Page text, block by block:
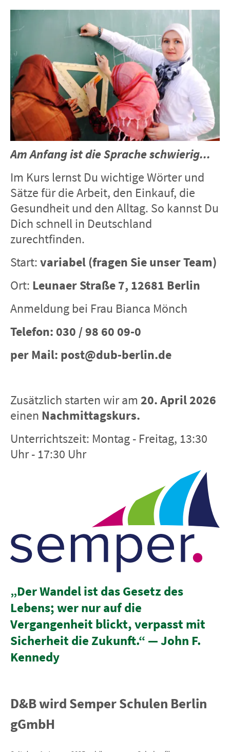
Am Anfang ist die Sprache schwierig...
Im Kurs lernst Du wichtige Wörter und
Sätze für die Arbeit, den Einkauf, die
Gesundheit und den Alltag. So kannst Du
Dich schnell in Deutschland
zurechtfinden.
Start:variabel (fragen Sie unser Team)
Ort: Leunaer Straße 7, 12681 Berlin
Anmeldung bei Frau Bianca Mönch
Telefon: 030 / 98 60 09-0
per Mail: post@dub-berlin.de
Zusätzlich starten wir am 20. April 2026
einen Nachmittagskurs.
Unterrichtszeit: Montag - Freitag, 13:30
Uhr - 17:30 Uhr
„Der Wandel ist das Gesetz des
Lebens; wer nur auf die
Vergangenheit blickt, verpasst mit
Sicherheit die Zukunft.“ — John F.
Kennedy
D&B wird Semper Schulen Berlin
gGmbH